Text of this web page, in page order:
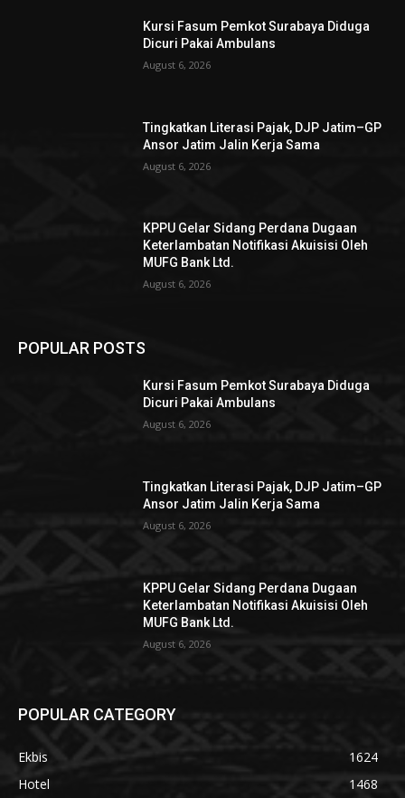
Kursi Fasum Pemkot Surabaya Diduga
Dicuri Pakai Ambulans
August 6, 2026
Tingkatkan Literasi Pajak, DJP Jatim–GP
Ansor Jatim Jalin Kerja Sama
August 6, 2026
KPPU Gelar Sidang Perdana Dugaan
Keterlambatan Notifikasi Akuisisi Oleh
MUFG Bank Ltd.
August 6, 2026
POPULAR POSTS
Kursi Fasum Pemkot Surabaya Diduga
Dicuri Pakai Ambulans
August 6, 2026
Tingkatkan Literasi Pajak, DJP Jatim–GP
Ansor Jatim Jalin Kerja Sama
August 6, 2026
KPPU Gelar Sidang Perdana Dugaan
Keterlambatan Notifikasi Akuisisi Oleh
MUFG Bank Ltd.
August 6, 2026
POPULAR CATEGORY
Ekbis
1624
Hotel
1468